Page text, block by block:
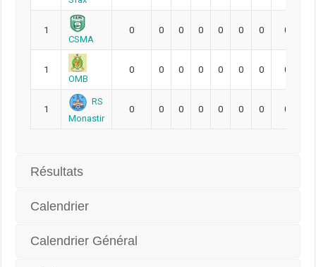
1
CSMA
0 0 0 0 0 0 0 0
1
OMB
0 0 0 0 0 0 0 0
1
RS
Monastir
0 0 0 0 0 0 0 0
Résultats
Calendrier
Calendrier Général